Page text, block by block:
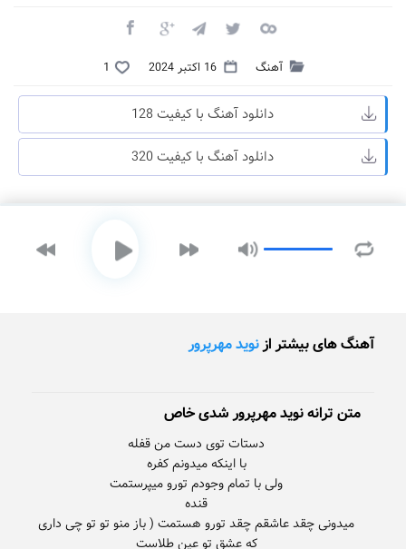
آهنگ 16 اکتبر 2024 1
دانلود آهنگ با کیفیت 128
دانلود آهنگ با کیفیت 320
آهنگ های بیشتر ازنوید مهرپرور
متن ترانه نوید مهرپرور شدی خاص
میدونی چقد عاشقم چقد تورو هستمت ( باز منو تو تو چی داری